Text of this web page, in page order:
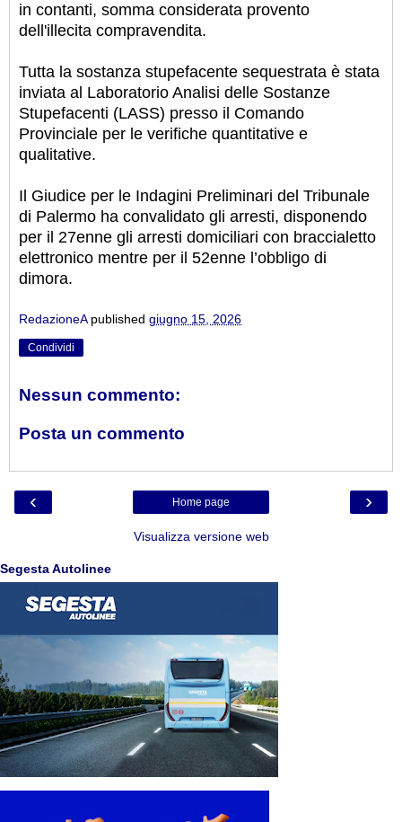
in contanti, somma considerata provento
dell'illecita compravendita.
Tutta la sostanza stupefacente sequestrata è stata
inviata al Laboratorio Analisi delle Sostanze
Stupefacenti (LASS) presso il Comando
Provinciale per le verifiche quantitative e
qualitative.
Il Giudice per le Indagini Preliminari del Tribunale
di Palermo ha convalidato gli arresti, disponendo
per il 27enne gli arresti domiciliari con braccialetto
elettronico mentre per il 52enne l’obbligo di
dimora.
RedazioneA published giugno 15, 2026
Condividi
Nessun commento:
Posta un commento
‹ ›
Home page
Visualizza versione web
Segesta Autolinee